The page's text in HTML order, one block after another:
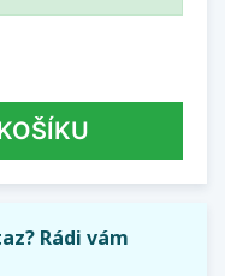
Rádi vám